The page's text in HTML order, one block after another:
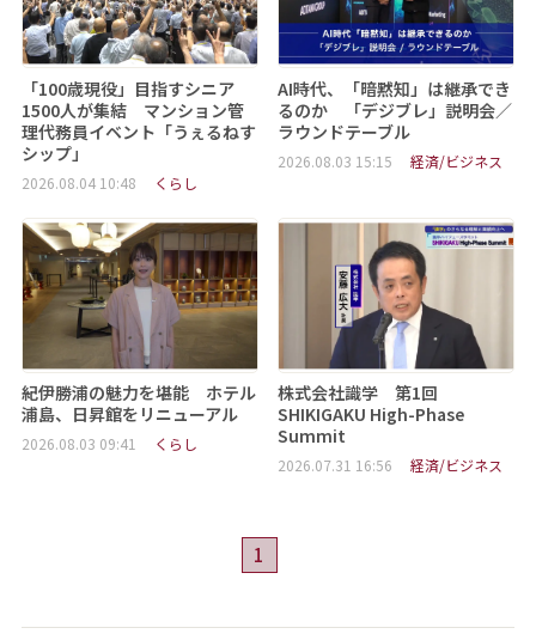
「100歳現役」目指すシニア
1500人が集結 マンション管
理代務員イベント「うぇるねす
シップ」
2026.08.04 10:48 くらし
AI時代、「暗黙知」は継承でき
るのか 「デジブレ」説明会／
ラウンドテーブル
2026.08.03 15:15 経済/ビジネス
紀伊勝浦の魅力を堪能 ホテル
浦島、日昇館をリニューアル
2026.08.03 09:41 くらし
株式会社識学 第1回
SHIKIGAKU High-Phase
Summit
2026.07.31 16:56 経済/ビジネス
1